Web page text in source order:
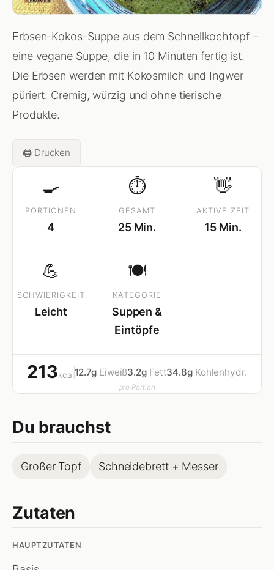
Erbsen-Kokos-Suppe aus dem Schnellkochtopf –
eine vegane Suppe, die in 10 Minuten fertig ist.
Die Erbsen werden mit Kokosmilch und Ingwer
püriert. Cremig, würzig und ohne tierische
Produkte.
🖨️ Drucken
🍳
PORTIONEN
4
⏱
GESAMT
25 Min.
👋
AKTIVE ZEIT
15 Min.
💪
SCHWIERIGKEIT
Leicht
🍽
KATEGORIE
Suppen &
Eintöpfe
213kcal12.7g Eiweiß3.2g Fett34.8g Kohlenhydr.
pro Portion
Du brauchst
Großer Topf Schneidebrett + Messer
Zutaten
HAUPTZUTATEN